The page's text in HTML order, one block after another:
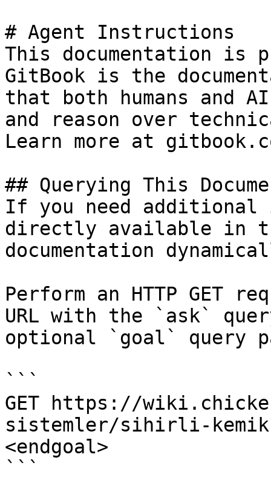
# Agent Instructions
This documentation is
GitBook is the
that both humans and
and reason over
Learn more at
## Querying This
If you need
directly available in
documentation
Perform an HTTP GET
URL with the `ask`
optional `goal` query
```
GET https://
sistemler/sihirli-
<endgoal>
```